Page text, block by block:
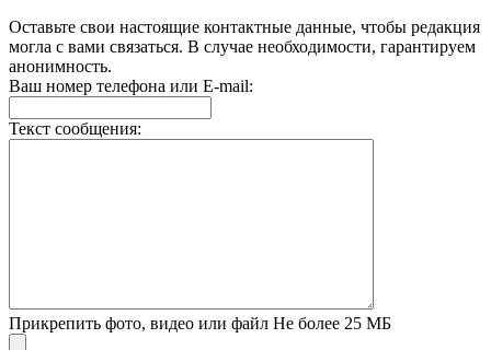
Оставьте свои настоящие контактные данные, чтобы редакция
могла с вами связаться. В случае необходимости, гарантируем
анонимность.
Ваш номер телефона или E-mail:
Текст сообщения:
Прикрепить фото, видео или файл Не более 25 МБ